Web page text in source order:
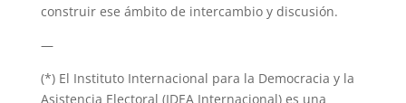
construir ese ámbito de intercambio y discusión.
—
(*) El Instituto Internacional para la Democracia y la
Asistencia Electoral (IDEA Internacional) es una